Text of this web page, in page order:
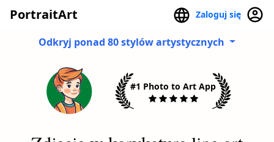
PortraitArt Zaloguj się
Odkryj ponad 80 stylów artystycznych
#1 Photo to Art App